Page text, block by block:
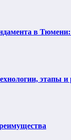
в
этапы и